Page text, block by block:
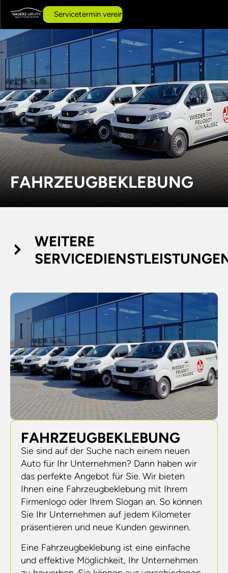
Servicetermin vereinbaren
FAHRZEUGBEKLEBUNG
WEITERE
FAHRZEUGBEKLEBUNG​
Sie sind auf der Suche nach einem neuen
Auto für Ihr Unternehmen? Dann haben wir
das perfekte Angebot für Sie. Wir bieten
Ihnen eine Fahrzeugbeklebung mit Ihrem
Firmenlogo oder Ihrem Slogan an. So können
Sie Ihr Unternehmen auf jedem Kilometer
präsentieren und neue Kunden gewinnen.
Eine Fahrzeugbeklebung ist eine einfache
und effektive Möglichkeit, Ihr Unternehmen